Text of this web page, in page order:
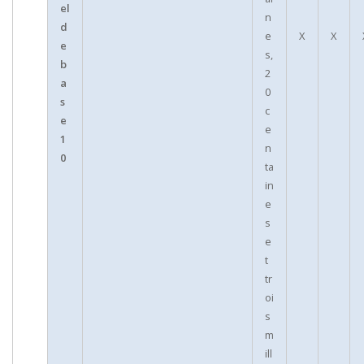
el
d
e
b
a
s
e
1
0
n
e
s,
2
0
c
e
n
ta
in
e
s
e
t
tr
oi
s
m
ill
X X